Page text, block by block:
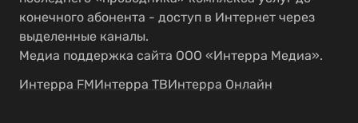
конечного абонента - доступ в Интернет через
выделенные каналы.
Медиа поддержка сайта ООО «Интерра Медиа».
Интерра FMИнтерра ТВИнтерра Онлайн